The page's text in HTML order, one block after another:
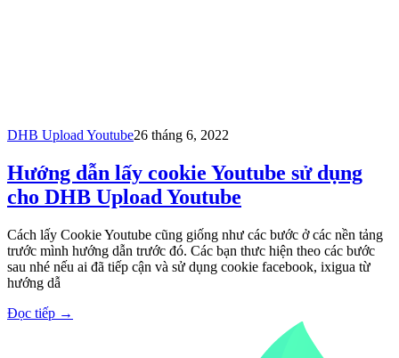
DHB Upload Youtube26 tháng 6, 2022
Hướng dẫn lấy cookie Youtube sử dụng
cho DHB Upload Youtube
Cách lấy Cookie Youtube cũng giống như các bước ở các nền tảng
trước mình hướng dẫn trước đó. Các bạn thưc hiện theo các bước
sau nhé nếu ai đã tiếp cận và sử dụng cookie facebook, ixigua từ
hướng dẫ
Đọc tiếp →